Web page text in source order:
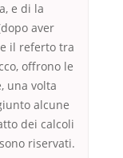
e di la
aver
il referto tra
offrono le
una volta
alcune
dei calcoli
riservati.